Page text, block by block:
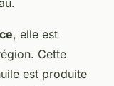
, elle est
Cette
est produite